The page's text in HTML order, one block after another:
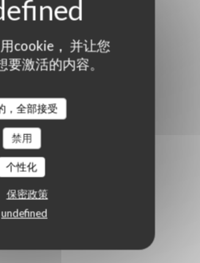
cookie， 并让您
要激活的内容。
，全部接受
禁用
个性化
保密政策
undefined